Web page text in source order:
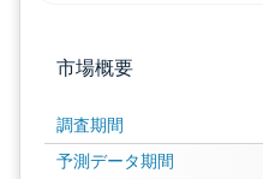
市場概要
調査期間
予測データ期間